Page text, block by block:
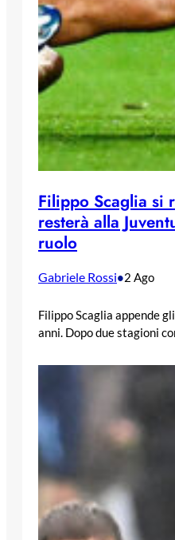
Filippo Scaglia si
resterà alla
ruolo
Gabriele Rossi•2 Ago
Filippo Scaglia appende
anni. Dopo due stagioni